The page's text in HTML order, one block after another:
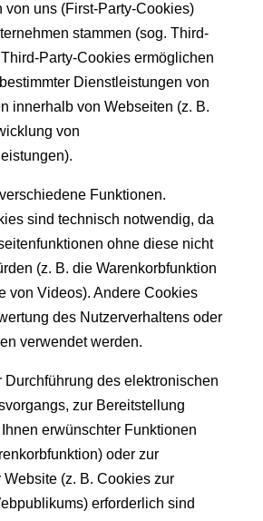
von uns (First-Party-Cookies)
stammen (sog. Third-
Party-Cookies ermöglichen
Dienstleistungen von
innerhalb von Webseiten (z. B.
von
Funktionen.
sind technisch notwendig, da
ohne diese nicht
(z. B. die Warenkorbfunktion
von Videos). Andere Cookies
des Nutzerverhaltens oder
verwendet werden.
Durchführung des elektronischen
zur Bereitstellung
erwünschter Funktionen
oder zur
(z. B. Cookies zur
erforderlich sind